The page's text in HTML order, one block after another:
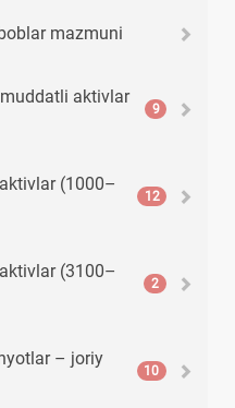
mazmuni
aktivlar
9
(1000–
12
(3100–
2
– joriy
10